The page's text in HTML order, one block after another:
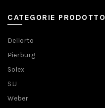
CATEGORIE PRODOTTO
Dellorto
Pierburg
Solex
S.U
Weber